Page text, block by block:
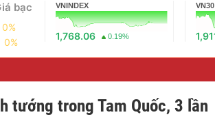
bạc
0%
0%
VNINDEX
1,768.06 0.19%
VN30
tướng trong Tam Quốc, 3 lần